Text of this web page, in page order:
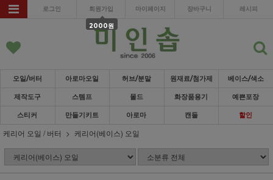
로그인 회원가입
2000원
마이페이지 장바구니 레시피
오일/버터 아로마오일 허브/분말 원재료/첨가제 베이스/색소
제작도구 스템프 몰드 화장품용기 예쁜포장
스티커 만들기키트 아로마 캔들 할인
케리어 오일 / 버터 케리어(베이스) 오일